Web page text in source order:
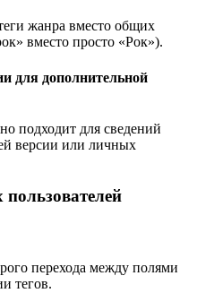
жанра вместо общих
вместо просто «Рок»).
для дополнительной
подходит для сведений
версии или личных
перехода между полями
тегов.